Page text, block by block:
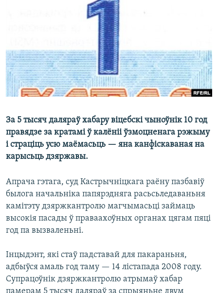
За 5 тысяч даляраў хабару віцебскі чыноўнік 10 год
правядзе за кратамі ў калёніі ўзмоцненага рэжыму
і страціць усю маёмасьць — яна канфіскаваная на
карысьць дзяржавы.
Апрача гэтага, суд Кастрычніцкага раёну пазбавіў
былога начальніка папярэдняга расьсьледаваньня
камітэту дзяржкантролю магчымасьці займаць
высокія пасады ў праваахоўных органах цягам пяці
год па вызваленьні.
Інцыдэнт, які стаў падставай для пакараньня,
адбыўся амаль год таму — 14 лістапада 2008 году.
Супрацоўнік дзяржкантролю атрымаў хабар